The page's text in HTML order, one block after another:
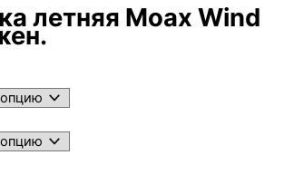
летняя Moax Wind